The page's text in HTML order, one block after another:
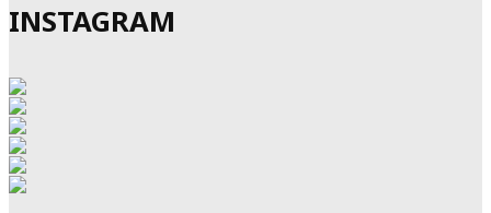
INSTAGRAM